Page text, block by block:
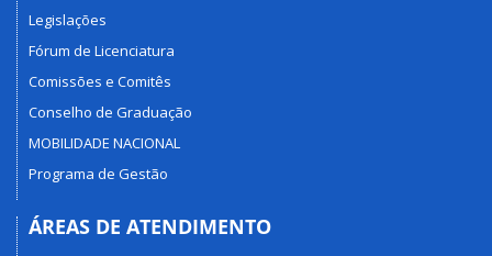
Legislações
Fórum de Licenciatura
Comissões e Comitês
Conselho de Graduação
MOBILIDADE NACIONAL
Programa de Gestão
ÁREAS DE ATENDIMENTO